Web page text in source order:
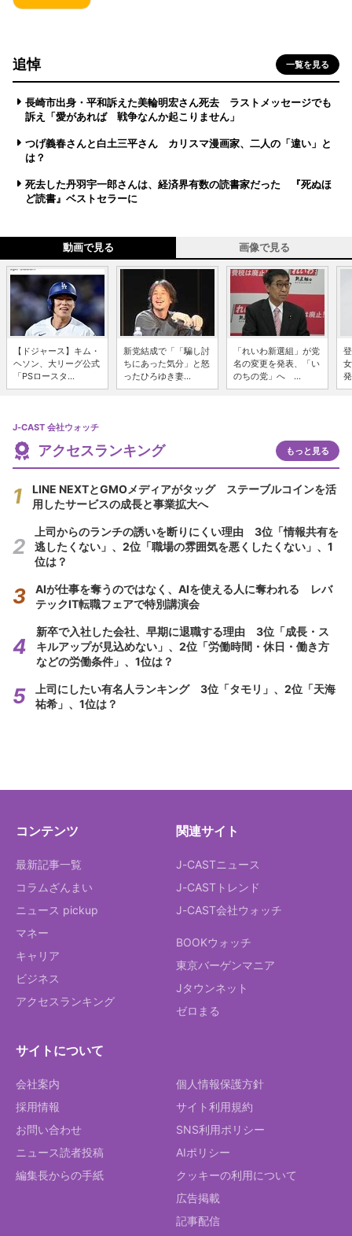
追悼 一覧を見る
長崎市出身・平和訴えた美輪明宏さん死去 ラストメッセージでも
訴え「愛があれば 戦争なんか起こりません」
つげ義春さんと白土三平さん カリスマ漫画家、二人の「違い」と
は？
死去した丹羽宇一郎さんは、経済界有数の読書家だった 『死ぬほ
ど読書』ベストセラーに
動画で見る 画像で見る
【ドジャース】キム・
ヘソン、大リーグ公式
「PSロースタ...
新党結成で「「騙し討
ちにあった気分」と怒
ったひろゆき妻...
「れいわ新選組」が党
名の変更を発表、「い
のちの党」へ ...
J-CAST 会社ウォッチ
アクセスランキング もっと見る
LINE NEXTとGMOメディアがタッグ ステーブルコインを活
用したサービスの成長と事業拡大へ
上司からのランチの誘いを断りにくい理由 3位「情報共有を
逃したくない」、2位「職場の雰囲気を悪くしたくない」、1
位は？
AIが仕事を奪うのではなく、AIを使える人に奪われる レバ
テックIT転職フェアで特別講演会
新卒で入社した会社、早期に退職する理由 3位「成長・ス
キルアップが見込めない」、2位「労働時間・休日・働き方
などの労働条件」、1位は？
上司にしたい有名人ランキング 3位「タモリ」、2位「天海
祐希」、1位は？
コンテンツ
最新記事一覧
コラムざんまい
ニュース pickup
マネー
キャリア
ビジネス
アクセスランキング
関連サイト
J-CASTニュース
J-CASTトレンド
J-CAST会社ウォッチ
BOOKウォッチ
東京バーゲンマニア
Jタウンネット
ゼロまる
サイトについて
会社案内
採用情報
お問い合わせ
ニュース読者投稿
編集長からの手紙
個人情報保護方針
サイト利用規約
SNS利用ポリシー
AIポリシー
クッキーの利用について
広告掲載
記事配信